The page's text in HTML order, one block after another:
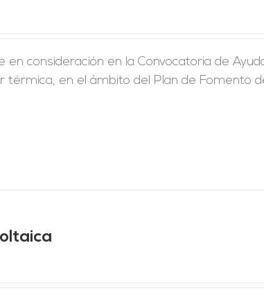
consideración en la Convocatoria de
térmica, en el ámbito del Plan de Fomento